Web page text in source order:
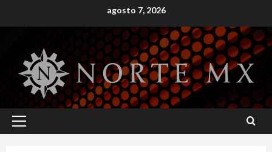
to
agosto 7, 2026
Primary